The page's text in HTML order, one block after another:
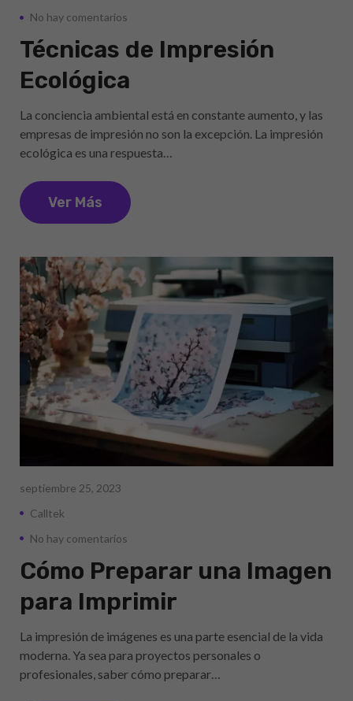
No hay comentarios
Técnicas de Impresión
Ecológica
La conciencia ambiental está en constante aumento, y las
empresas de impresión no son la excepción. La impresión
ecológica es una respuesta…
Ver Más
septiembre 25, 2023
Calltek
No hay comentarios
Cómo Preparar una Imagen
para Imprimir
La impresión de imágenes es una parte esencial de la vida
moderna. Ya sea para proyectos personales o
profesionales, saber cómo preparar…